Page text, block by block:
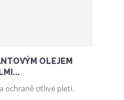
OLEJEM
ochraně citlivé pleti.